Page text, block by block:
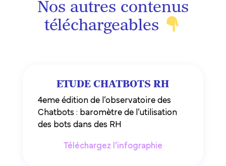
Nos autres contenus
téléchargeables
ETUDE CHATBOTS RH
4eme édition de l’observatoire des
Chatbots : baromètre de l’utilisation
des bots dans des RH
Téléchargez l’infographie